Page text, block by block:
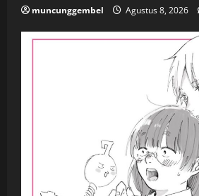
muncunggembel Agustus 8, 2026